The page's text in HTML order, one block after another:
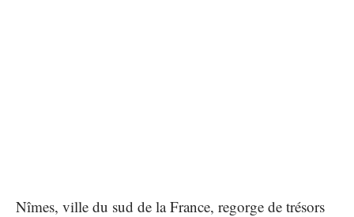
Nîmes, ville du sud de la France, regorge de trésors